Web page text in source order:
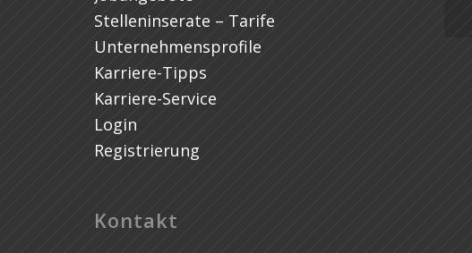
Stelleninserate – Tarife
Unternehmensprofile
Karriere-Tipps
Karriere-Service
Login
Registrierung
Kontakt